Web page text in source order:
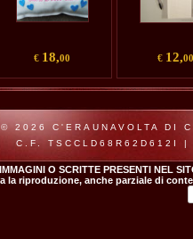
€ 18,00 € 12,00
2026 C'ERAUNAVOLTA
C.F. TSCCLD68R62D612I
O SCRITTE PRESENTI NEL
la riproduzione, anche parziale di